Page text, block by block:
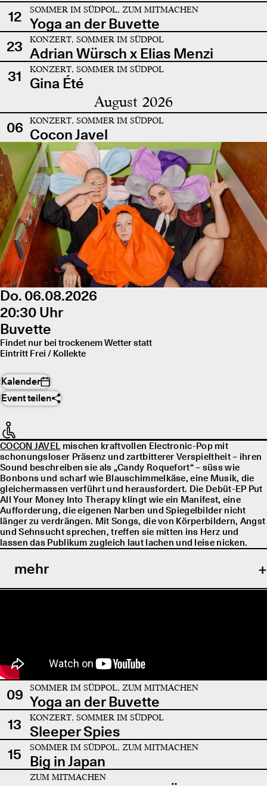
12 SOMMER IM SÜDPOL, ZUM MITMACHEN
Yoga an der Buvette
23
KONZERT, SOMMER IM SÜDPOL
Adrian Würsch x Elias Menzi
31
KONZERT, SOMMER IM SÜDPOL
Gina Été
August 2026
06 KONZERT, SOMMER IM SÜDPOL
Cocon Javel
Do. 06.08.2026
20:30 Uhr
Buvette
Findet nur bei trockenem Wetter statt
Eintritt Frei / Kollekte
Kalender
Event teilen
COCON JAVELmischen kraftvollen Electronic-Pop mit
schonungsloser Präsenz und zartbitterer Verspieltheit – ihren
Sound beschreiben sie als „Candy Roquefort“ – süss wie
Bonbons und scharf wie Blauschimmelkäse, eine Musik, die
gleichermassen verführt und herausfordert. Die Debüt-EP Put
All Your Money Into Therapy klingt wie ein Manifest, eine
Aufforderung, die eigenen Narben und Spiegelbilder nicht
länger zu verdrängen. Mit Songs, die von Körperbildern, Angst
und Sehnsucht sprechen, treffen sie mitten ins Herz und
lassen das Publikum zugleich laut lachen und leise nicken.
mehr
09 SOMMER IM SÜDPOL, ZUM MITMACHEN
Yoga an der Buvette
13
KONZERT, SOMMER IM SÜDPOL
Sleeper Spies
15
SOMMER IM SÜDPOL, ZUM MITMACHEN
Big in Japan
ZUM MITMACHEN